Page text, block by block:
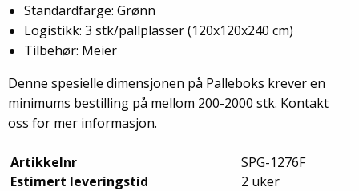
Standardfarge: Grønn
Logistikk: 3 stk/pallplasser (120x120x240 cm)
Tilbehør: Meier
Denne spesielle dimensjonen på Palleboks krever en
minimums bestilling på mellom 200-2000 stk. Kontakt
oss for mer informasjon.
Artikkelnr
SPG-1276F
Estimert leveringstid
2 uker